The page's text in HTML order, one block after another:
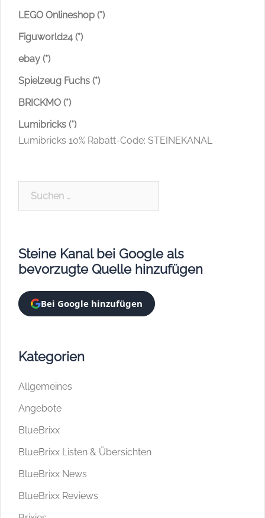
LEGO Onlineshop (*)
Figuworld24 (*)
ebay (*)
Spielzeug Fuchs (*)
BRICKMO (*)
Lumibricks (*)
Lumibricks 10% Rabatt-Code: STEINEKANAL
Steine Kanal bei Google als
bevorzugte Quelle hinzufügen
Bei Google hinzufügen
Kategorien
Allgemeines
Angebote
BlueBrixx
BlueBrixx Listen & Übersichten
BlueBrixx News
BlueBrixx Reviews